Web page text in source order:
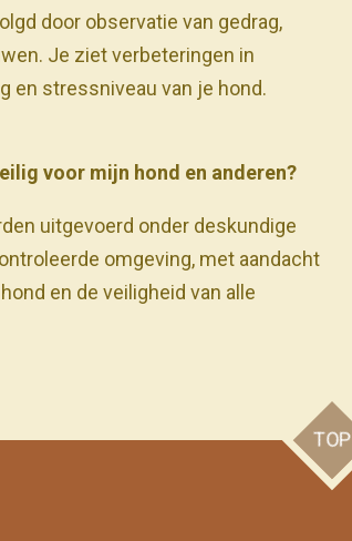
door observatie van gedrag,
Je ziet verbeteringen in
en stressniveau van je hond.
voor mijn hond en anderen?
uitgevoerd onder deskundige
omgeving, met aandacht
en de veiligheid van alle
TOP